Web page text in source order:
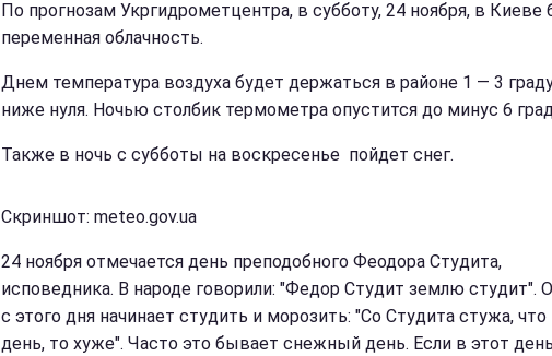
По прогнозам Укргидрометцентра, в субботу, 24 ноября, в Киеве
переменная облачность.
Днем температура воздуха будет держаться в районе 1 — 3
ниже нуля. Ночью столбик термометра опустится до минус 6
Также в ночь с субботы на воскресенье пойдет снег.
Скриншот: meteo.gov.ua
24 ноября отмечается день преподобного Феодора Студита,
исповедника. В народе говорили: "Федор Студит землю студит".
с этого дня начинает студить и морозить: "Со Студита стужа, что
день, то хуже". Часто это бывает снежный день. Если в этот